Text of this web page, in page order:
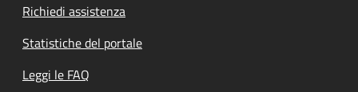
Richiedi assistenza
Statistiche del portale
Leggi le FAQ